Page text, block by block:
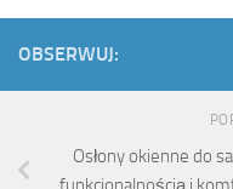
OBSERWUJ:
Osłony okienne do